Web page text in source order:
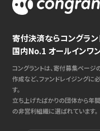
寄付決済ならコングラン
国内No.1 オールインワ
コングラントは、寄付募集ページ
作成など、ファンドレイジング
す。
立ち上げたばかりの団体から年
の非営利組織に選ばれています。